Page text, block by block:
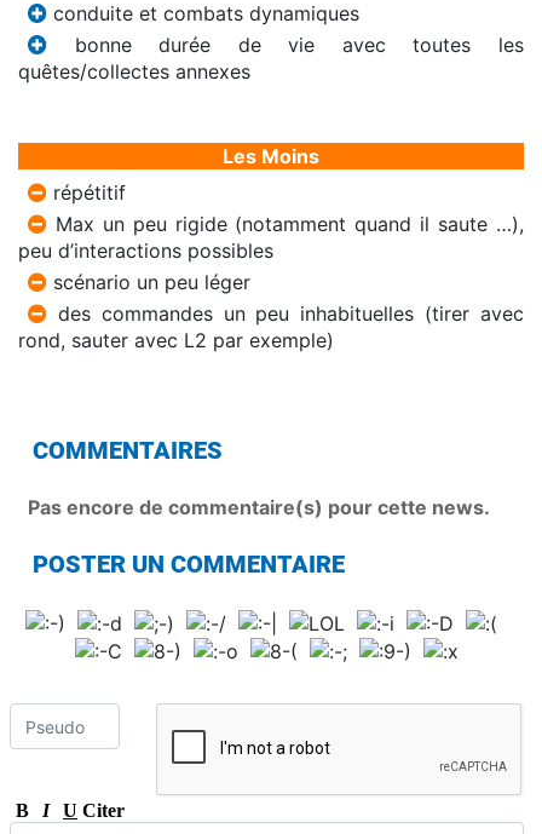
conduite et combats dynamiques
bonne durée de vie avec toutes les
quêtes/collectes annexes
Les Moins
répétitif
Max un peu rigide (notamment quand il saute …),
peu d’interactions possibles
scénario un peu léger
des commandes un peu inhabituelles (tirer avec
rond, sauter avec L2 par exemple)
COMMENTAIRES
Pas encore de commentaire(s) pour cette news.
POSTER UN COMMENTAIRE
B I U Citer